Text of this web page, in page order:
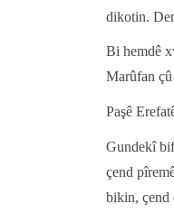
dikotin.
Bi hemdê
Marûfan
Paşê
Gundekî
çend
bikin, çend